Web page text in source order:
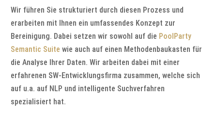
Wir führen Sie strukturiert durch diesen Prozess und
erarbeiten mit Ihnen ein umfassendes Konzept zur
Bereinigung. Dabei setzen wir sowohl auf die PoolParty
Semantic Suite wie auch auf einen Methodenbaukasten für
die Analyse Ihrer Daten. Wir arbeiten dabei mit einer
erfahrenen SW-Entwicklungsfirma zusammen, welche sich
auf u.a. auf NLP und intelligente Suchverfahren
spezialisiert hat.